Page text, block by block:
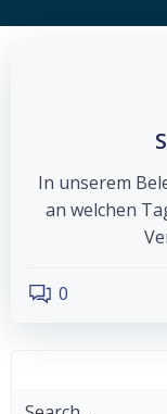
In unserem
an welchen
0
Search